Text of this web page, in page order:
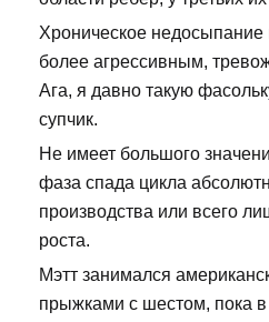
Хроническое недосыпание
более агрессивным,
Ага, я давно такую
супчик.
Не имеет большого
фаза спада цикла
производства или всего
роста.
Мэтт занимался
прыжками с шестом, пока в